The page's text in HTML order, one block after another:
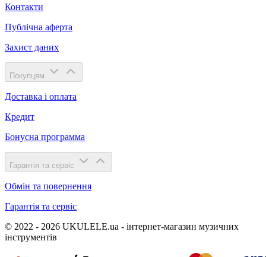
Контакти
Публічна аферта
Захист даних
Покупцям
Доставка і оплата
Кредит
Бонусна программа
Гарантія та сервіс
Обмін та повернення
Гарантія та сервіс
© 2022 - 2026 UKULELE.ua - інтернет-магазин музичних
інструментів